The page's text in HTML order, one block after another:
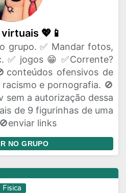
💖📱
grupo. ✅ Mandar fotos,
✅ jogos 😁 ✅Corrente?
ofensivos de
e pornografia. 🚫
sem a autorização dessa
de 9 figurinhas de uma
links
NO GRUPO
Fisica